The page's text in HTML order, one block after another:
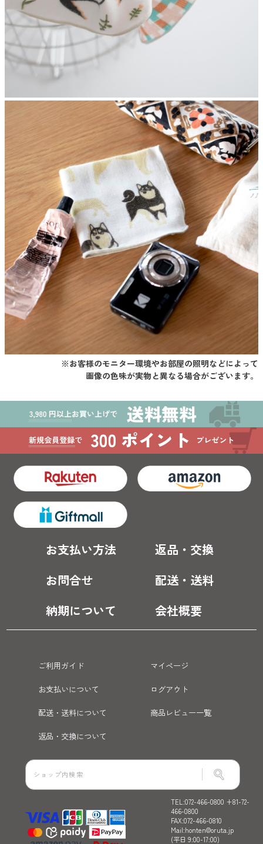
※お客様のモニター環境やお部屋の照明などによって
画像の色味が実物と異なる場合がございます。
お支払い方法
返品・交換
お問合せ
配送・送料
納期について
会社概要
ご利用ガイド
マイページ
お支払いについて
ログアウト
配送・送料について
商品レビュー一覧
返品・交換について
TEL:072-466-0800 +81-72-
466-0800
FAX:072-466-0810
Mail:honten@oruta.jp
(平日 9:00-17:00)